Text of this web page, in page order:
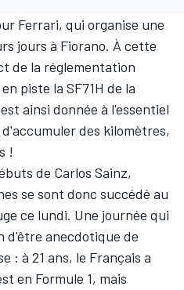
Ferrari, qui organise une
jours à Fiorano. À cette
de la réglementation
piste la SF71H de la
ainsi donnée à l'essentiel
des kilomètres,
!
de Carlos Sainz,
se sont donc succédé au
ce lundi. Une journée qui
d'être anecdotique de
: à 21 ans, le Français a
en Formule 1, mais